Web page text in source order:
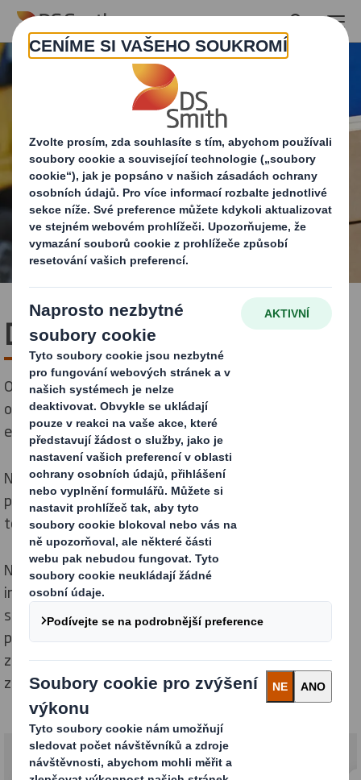
Skip to main content
Distribuce
Obaly DS Smith pro distribuci a zasilatelství: úsporná,
odolná a udržitelná řešení, která zlepšují ochranu i
efektivitu dodávek.
Nové technologie a design v oblasti obalového
průmyslu navíc neustále posouvají hranice možností v
tomto sektoru.
Například RFID (radiofrekvenční identifikační čipy)
integrované do obalů z vlnité lepenky umožňují
sledování, a co je důležitější, poskytují ochranu proti
padělání. Nové metody výroby obalů také pomáhají
zákazníkům zajistit bezpečné a praktické metody
zasílání zboží.